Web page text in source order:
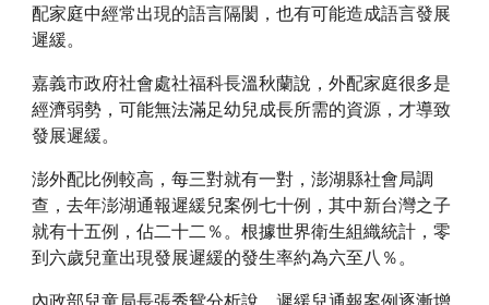
配家庭中經常出現的語言隔閡，也有可能造成語言發展
遲緩。
嘉義市政府社會處社福科長溫秋蘭說，外配家庭很多是
經濟弱勢，可能無法滿足幼兒成長所需的資源，才導致
發展遲緩。
澎外配比例較高，每三對就有一對，澎湖縣社會局調
查，去年澎湖通報遲緩兒案例七十例，其中新台灣之子
就有十五例，佔二十二％。根據世界衛生組織統計，零
到六歲兒童出現發展遲緩的發生率約為六至八％。